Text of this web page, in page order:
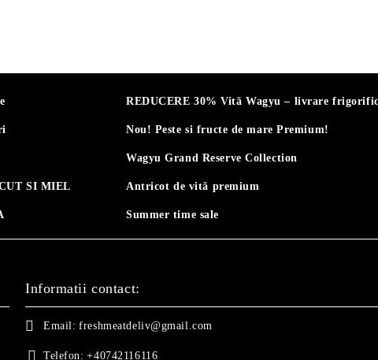
SI MIEL
REDUCERE 30% Vită Wagyu – livrare
Nou! Peste si fructe de mare Premium!
Wagyu Grand Reserve Collection
Antricot de vită premium
Summer time sale
Informatii contact:
Email: freshmeatdeliv@gmail.com
Telefon: +40742116116